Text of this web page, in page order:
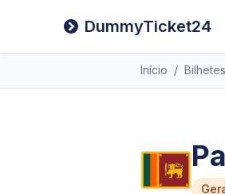
DummyTicket24
Início /